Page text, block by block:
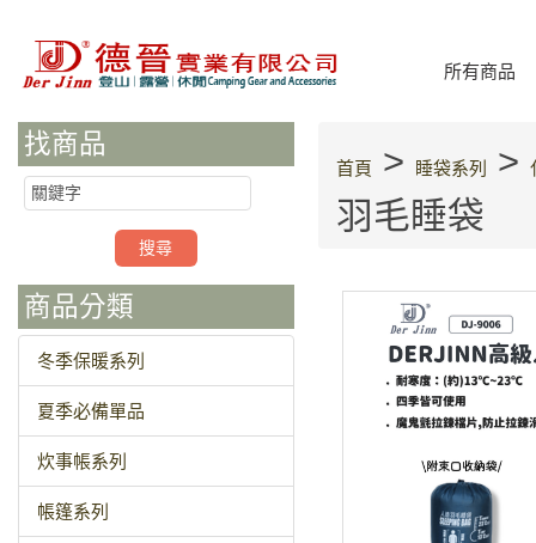
所有商品
找商品
商品分類
冬季保暖系列
夏季必備單品
炊事帳系列
帳篷系列
首頁 > 睡袋系列 >
羽毛睡袋